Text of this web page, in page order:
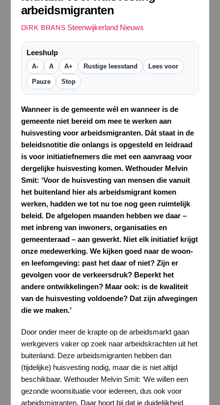
arbeidsmigranten
DIRK BRANS Steenwijkerland Nieuws
Leeshulp
A- A A+ Rustige leesstand Lees voor
Pauze Stop
Wanneer is de gemeente wél en wanneer is de
gemeente niet bereid om mee te werken aan
huisvesting voor arbeidsmigranten. Dát staat in de
beleidsnotitie die onlangs is opgesteld en leidraad
is voor initiatiefnemers die met een aanvraag voor
dergelijke huisvesting komen. Wethouder Melvin
Smit: ‘Voor de huisvesting van mensen die vanuit
het buitenland hier als arbeidsmigrant komen
werken, hadden we tot nu toe nog geen ruimtelijk
beleid. De afgelopen maanden hebben we daar –
met inbreng van inwoners, organisaties en
gemeenteraad – aan gewerkt. Niet elk initiatief krijgt
onze medewerking. We kijken goed naar de woon-
en leefomgeving: past het daar of niet? Zijn er
gevolgen voor de verkeersdruk? Beperkt het
andere ontwikkelingen? Maar ook: is de kwaliteit
van de huisvesting voldoende? Dat zijn afwegingen
die we maken.’
Door onder meer de krapte op de arbeidsmarkt gaan
werkgevers vaker op zoek naar arbeidskrachten uit het
buitenland. Deze arbeidsmigranten hebben dan
(tijdelijke) huisvesting nodig, maar die is niet altijd
beschikbaar. Wethouder Melvin Smit: ‘We willen een
gezonde woonsituatie voor iedereen, dus ook voor
arbeidsmigranten. Daar hoort bij dat je duidelijkheid